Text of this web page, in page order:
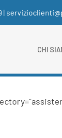
|
CHI